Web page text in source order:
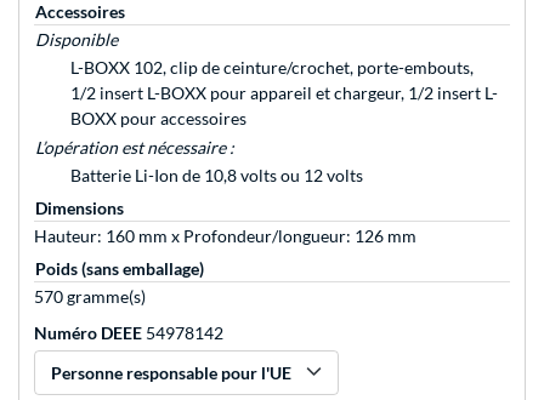
Accessoires
Disponible
L-BOXX 102, clip de ceinture/crochet, porte-embouts,
1/2 insert L-BOXX pour appareil et chargeur, 1/2 insert L-
BOXX pour accessoires
L’opération est nécessaire :
Batterie Li-Ion de 10,8 volts ou 12 volts
Dimensions
Hauteur: 160 mm x Profondeur/longueur: 126 mm
Poids (sans emballage)
570 gramme(s)
Numéro DEEE 54978142
Personne responsable pour l'UE